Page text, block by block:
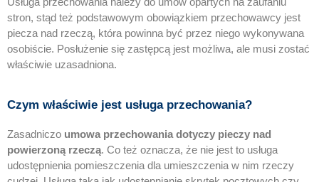
stron, stąd też podstawowym obowiązkiem przechowawcy jest
piecza nad rzeczą, która powinna być przez niego wykonywana
osobiście. Posłużenie się zastępcą jest możliwa, ale musi zostać
właściwie uzasadniona.
Czym właściwie jest usługa przechowania?
Zasadniczo umowa przechowania dotyczy pieczy nad
powierzoną rzeczą. Co też oznacza, że nie jest to usługa
udostępnienia pomieszczenia dla umieszczenia w nim rzeczy